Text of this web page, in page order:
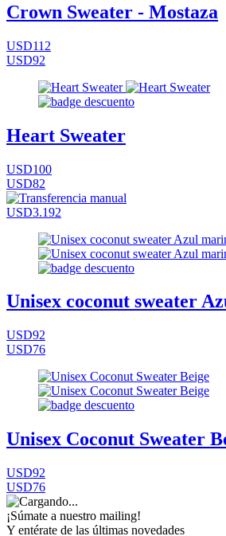
Crown Sweater - Mostaza
USD112
USD92
Heart Sweater
USD100
USD82
USD3.192
Unisex coconut sweater
USD92
USD76
Unisex Coconut Sweater
USD92
USD76
¡Súmate a nuestro mailing!
Y entérate de las últimas novedades